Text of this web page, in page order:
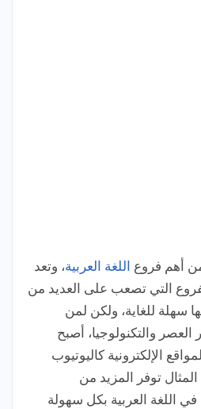
من أهم فروع اللغة العربية، وتعد
التي تصعب على العديد من
سهلة للغاية، ولكن لمن
العصر والتكنولوجيا، أصبح
الإلكترونية كاليوتيوب
توفر المزيد من
في اللغة العربية بكل سهولة